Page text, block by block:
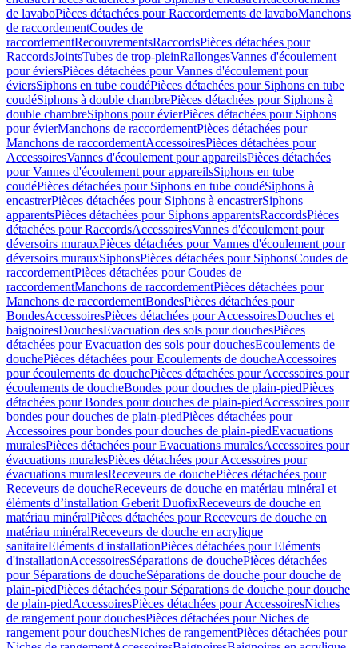
de lavaboPièces détachées pour Raccordements de lavaboManchons
de raccordementCoudes de
raccordementRecouvrementsRaccordsPièces détachées pour
RaccordsJointsTubes de trop-pleinRallongesVannes d'écoulement
pour éviersPièces détachées pour Vannes d'écoulement pour
éviersSiphons en tube coudéPièces détachées pour Siphons en tube
coudéSiphons à double chambrePièces détachées pour Siphons à
double chambreSiphons pour évierPièces détachées pour Siphons
pour évierManchons de raccordementPièces détachées pour
Manchons de raccordementAccessoiresPièces détachées pour
AccessoiresVannes d'écoulement pour appareilsPièces détachées
pour Vannes d'écoulement pour appareilsSiphons en tube
coudéPièces détachées pour Siphons en tube coudéSiphons à
encastrerPièces détachées pour Siphons à encastrerSiphons
apparentsPièces détachées pour Siphons apparentsRaccordsPièces
détachées pour RaccordsAccessoiresVannes d'écoulement pour
déversoirs murauxPièces détachées pour Vannes d'écoulement pour
déversoirs murauxSiphonsPièces détachées pour SiphonsCoudes de
raccordementPièces détachées pour Coudes de
raccordementManchons de raccordementPièces détachées pour
Manchons de raccordementBondesPièces détachées pour
BondesAccessoiresPièces détachées pour AccessoiresDouches et
baignoiresDouchesEvacuation des sols pour douchesPièces
détachées pour Evacuation des sols pour douchesEcoulements de
douchePièces détachées pour Ecoulements de doucheAccessoires
pour écoulements de douchePièces détachées pour Accessoires pour
écoulements de doucheBondes pour douches de plain-piedPièces
détachées pour Bondes pour douches de plain-piedAccessoires pour
bondes pour douches de plain-piedPièces détachées pour
Accessoires pour bondes pour douches de plain-piedEvacuations
muralesPièces détachées pour Evacuations muralesAccessoires pour
évacuations muralesPièces détachées pour Accessoires pour
évacuations muralesReceveurs de douchePièces détachées pour
Receveurs de doucheReceveurs de douche en matériau minéral et
éléments d’installation Geberit DuofixReceveurs de douche en
matériau minéralPièces détachées pour Receveurs de douche en
matériau minéralReceveurs de douche en acrylique
sanitaireEléments d'installationPièces détachées pour Eléments
d'installationAccessoiresSéparations de douchePièces détachées
pour Séparations de doucheSéparations de douche pour douche de
plain-piedPièces détachées pour Séparations de douche pour douche
de plain-piedAccessoiresPièces détachées pour AccessoiresNiches
de rangement pour douchesPièces détachées pour Niches de
rangement pour douchesNiches de rangementPièces détachées pour